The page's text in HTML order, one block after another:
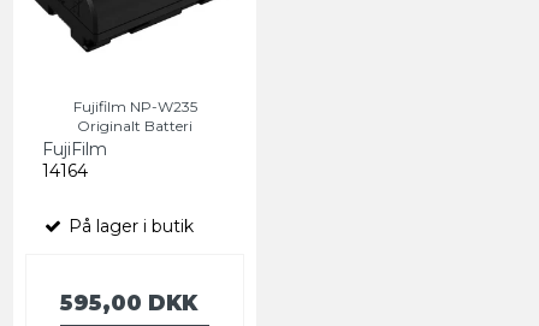
Fujifilm NP-W235
Originalt Batteri
FujiFilm
14164
På lager i butik
595,00 DKK